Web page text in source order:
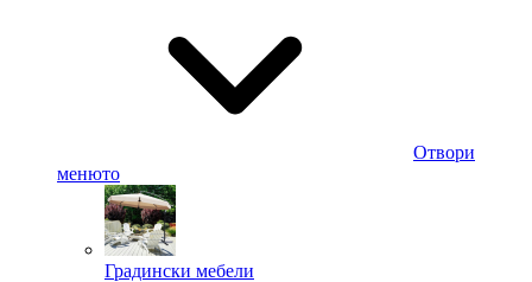
Отвори
менюто
Градински мебели